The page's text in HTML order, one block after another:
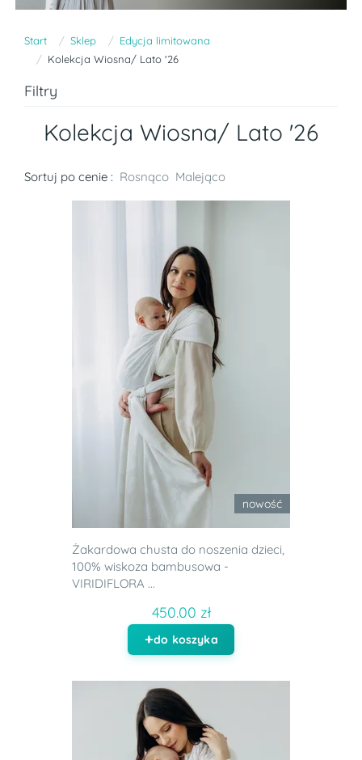
Start Sklep
Edycja limitowana
Kolekcja Wiosna/ Lato '26
Filtry
Kolekcja Wiosna/ Lato '26
Sortuj po cenie : Rosnąco Malejąco
nowość
Żakardowa chusta do noszenia dzieci,
100% wiskoza bambusowa -
VIRIDIFLORA ...
450.00 zł
do koszyka